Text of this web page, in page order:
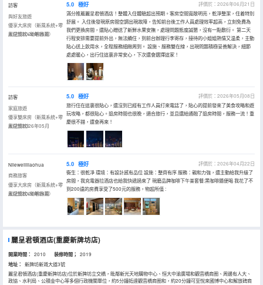
訪客
與好友旅遊
優享大床房（新風系統+零
壓記憶枕+助眠香薰）
入住於2026年06月
5.0 極好
評價於：2026年06月21日
滿分推薦麗呈君頓酒店！整體入住體驗超出預期。客房空間寬敞明亮，乾淨整潔，住着特別
舒展。 入住後發現原房間空調出現故障，告知前台後工作人員處理效率超高，立刻免費為
我們更換房間，還貼心贈送了新鮮水果安撫，處理問題態度誠懇，沒有一點敷衍。 第二天
行程安排需要提前外出，無法續住，到前台辦理行李寄存，接待的小姐姐熱情又温柔，主動
貼心送上飲用水，全程服務細緻周到。 設施、服務雙在線，出現問題積極妥善解決，細節
處處暖心，出行住這裏非常安心，下次還會選擇這家！
訪客
家庭旅遊
優享雙床房（新風系統+零
壓記憶枕）
入住於2026年05月
5.0 極好
評價於：2026年05月08日
旅行住在這裏很貼心，還沒到已經有工作人員打來電話了，貼心的提前發來了美食攻略和遊
玩攻略，都很貼心。退房時間也很晚，適合旅行，並且還給通融了退房時間，服務一流！重
慶很不錯，還會再來！
Nileweililiaohua
商務旅客
優享大床房（新風系統+零
壓記憶枕+助眠香薰）
入住於2026年04月
5.0 極好
評價於：2026年04月22日
衞生：很乾凈 環境：有設計感有品位 設施：整齊有序 服務：親和力強，還主動給我升級了
房間，我充電器拉酒店也給我快遞過來了 現磨品牌咖啡下午茶套餐:黑咖啡隨便喝 我花了不
到200遠的房費享受了500元的服務，物超所值 :
麗呈君頓酒店(重慶新牌坊店)
開業時間： 2010 装修時間； 2019
地址：
新牌坊新溉大道3號
麗呈君頓酒店(重慶新牌坊店)位於新牌坊立交橋，毗鄰新光天地購物中心、恒大中渝廣場和觀音橋商圈、周邊有人大、
政協、水利局、公積金中心等多個行政機關單位，約5分鐘抵達觀音橋商圈和，約20分鐘可至悅來國博中心和解放碑商